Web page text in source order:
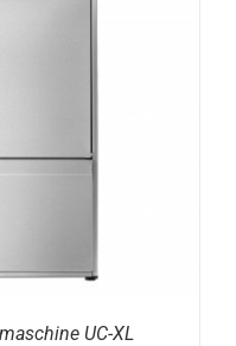
UC-XL